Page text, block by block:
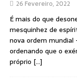
26 Fevereiro, 2022
É mais do que
mesquinhez de
nova ordem mundial
ordenando que o
próprio […]